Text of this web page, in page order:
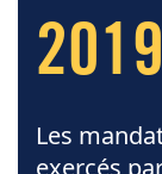
2019
Les
exercés